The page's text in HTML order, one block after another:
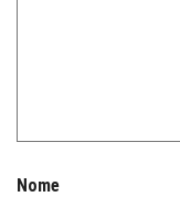
Nome